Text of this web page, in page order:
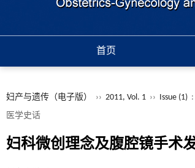
首页
妇产与遗传（电子版） ›› 2011, Vol. 1 ›› Issue (1)
医学史话
妇科微创理念及腹腔镜手术